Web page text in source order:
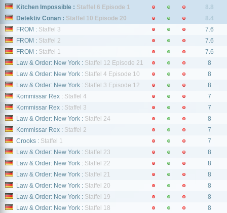
Kitchen Impossible : Staffel 6 Episode 1
8.8
Detektiv Conan : Staffel 10 Episode 20
8.4
FROM : Staffel 3
7.6
FROM : Staffel 2
7.6
FROM : Staffel 1
7.6
Law & Order: New York : Staffel 12 Episode 21
8
Law & Order: New York : Staffel 4 Episode 10
8
Law & Order: New York : Staffel 3 Episode 12
8
Kommissar Rex : Staffel 4
7
Kommissar Rex : Staffel 3
7
Law & Order: New York : Staffel 24
8
Kommissar Rex : Staffel 2
7
Crooks : Staffel 1
7
Law & Order: New York : Staffel 23
8
Law & Order: New York : Staffel 22
8
Law & Order: New York : Staffel 21
8
Law & Order: New York : Staffel 20
8
Law & Order: New York : Staffel 19
8
Law & Order: New York : Staffel 18
8